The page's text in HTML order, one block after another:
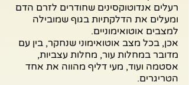
רעלים אנדוטוקסינים שחודרים לזרם הדם
ומעלים את הדלקתיות בגוף שמובילה
למצבים אוטואימוניים.
אכן, בכל מצב אוטואימוני שנחקר, בין עם
מדובר במחלות עור, מחלות עצביות,
אסטמה ועוד, מעי דליף מהווה את אחד
הטריגרים.